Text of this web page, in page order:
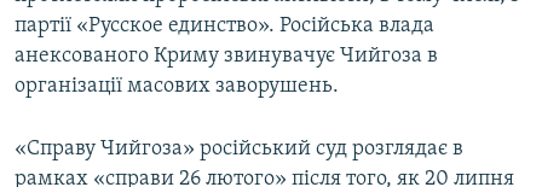
партії «Русское единство». Російська влада
анексованого Криму звинувачує Чийгоза в
організації масових заворушень.
«Справу Чийгоза» російський суд розглядає в
рамках «справи 26 лютого» після того, як 20 липня